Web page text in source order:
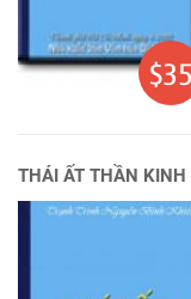
$35
THÁI ẤT THẦN KINH